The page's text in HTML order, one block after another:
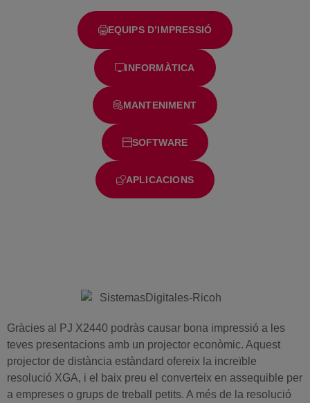
EQUIPS D’IMPRESSIÓ
INFORMÀTICA
MANTENIMENT
SOFTWARE
APLICACIONS
Gràcies al PJ X2440 podràs causar bona impressió a les
teves presentacions amb un projector econòmic. Aquest
projector de distància estàndard ofereix la increïble
resolució XGA, i el baix preu el converteix en assequible per
a empreses o grups de treball petits. A més de la resolució